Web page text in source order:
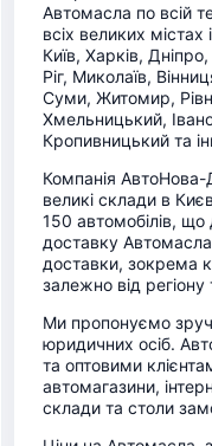
Автомасла по всій
всіх великих
Київ, Харків,
Ріг, Миколаїв,
Суми, Житомир,
Хмельницький,
Кропивницький та
Компанія АвтоНова-
великі склади в
150 автомобілів,
доставку
доставки, зокрема
залежно від
Ми пропонуємо
юридичних осіб.
та оптовими
автомагазини,
склади та столи